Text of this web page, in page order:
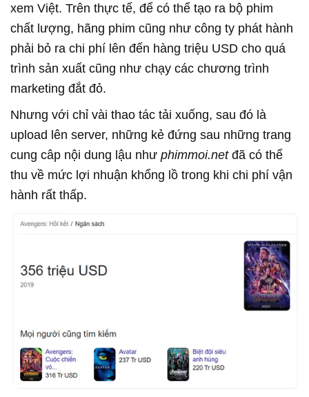
xem Việt. Trên thực tế, để có thể tạo ra bộ phim
chất lượng, hãng phim cũng như công ty phát hành
phải bỏ ra chi phí lên đến hàng triệu USD cho quá
trình sản xuất cũng như chạy các chương trình
marketing đắt đỏ.
Nhưng với chỉ vài thao tác tải xuống, sau đó là
upload lên server, những kẻ đứng sau những trang
cung câp nội dung lậu như phimmoi.netđã có thể
thu về mức lợi nhuận khổng lồ trong khi chi phí vận
hành rất thấp.